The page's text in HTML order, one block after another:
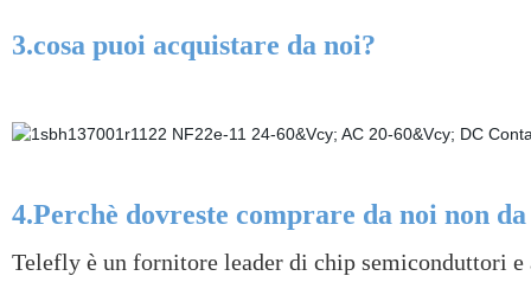
3.cosa puoi acquistare da noi?
4.Perchè dovreste comprare da noi non
Telefly è un fornitore leader di chip semiconduttori